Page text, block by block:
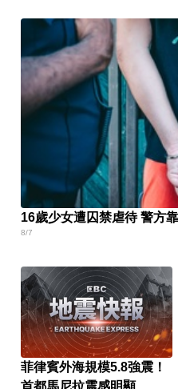
16歲少女遭囚禁虐待 警方
8/7
菲律賓外海規模5.8強震！